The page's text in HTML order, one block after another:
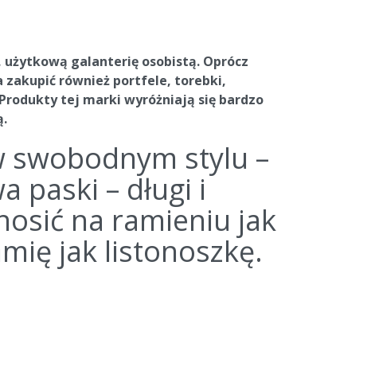
galanterię osobistą. Oprócz
zakupić również portfele, torebki,
tej marki wyróżniają się bardzo
swobodnym stylu –
paski – długi i
na ramieniu jak
jak listonoszkę.